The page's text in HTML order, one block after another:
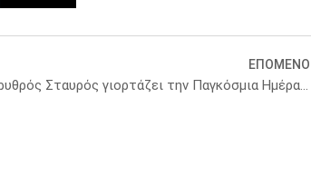
ΕΠΟΜΕΝΟ
Ο Ελληνικός Ερυθρός Σταυρός γιορτάζει την Παγκόσμια Ημέρα Εθελοντισμού